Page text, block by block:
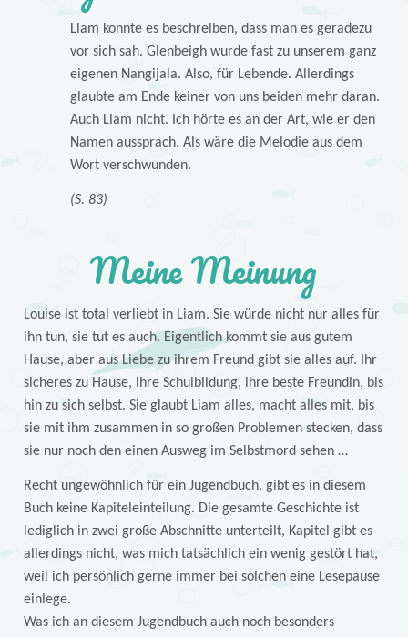
Liam konnte es beschreiben, dass man es geradezu
vor sich sah. Glenbeigh wurde fast zu unserem ganz
eigenen Nangijala. Also, für Lebende. Allerdings
glaubte am Ende keiner von uns beiden mehr daran.
Auch Liam nicht. Ich hörte es an der Art, wie er den
Namen aussprach. Als wäre die Melodie aus dem
Wort verschwunden.
(S. 83)
Meine Meinung
Louise ist total verliebt in Liam. Sie würde nicht nur alles für
ihn tun, sie tut es auch. Eigentlich kommt sie aus gutem
Hause, aber aus Liebe zu ihrem Freund gibt sie alles auf. Ihr
sicheres zu Hause, ihre Schulbildung, ihre beste Freundin, bis
hin zu sich selbst. Sie glaubt Liam alles, macht alles mit, bis
sie mit ihm zusammen in so großen Problemen stecken, dass
sie nur noch den einen Ausweg im Selbstmord sehen …
Recht ungewöhnlich für ein Jugendbuch, gibt es in diesem
Buch keine Kapiteleinteilung. Die gesamte Geschichte ist
lediglich in zwei große Abschnitte unterteilt, Kapitel gibt es
allerdings nicht, was mich tatsächlich ein wenig gestört hat,
weil ich persönlich gerne immer bei solchen eine Lesepause
einlege.
Was ich an diesem Jugendbuch auch noch besonders